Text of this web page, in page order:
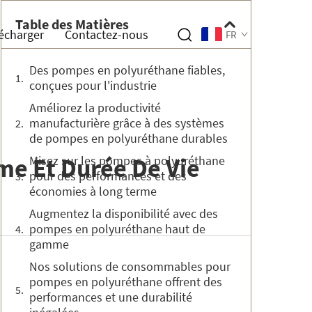
Contactez-nous FR
Et Durée De Vie
Table des Matières
Des pompes en polyuréthane fiables,
conçues pour l'industrie
Améliorez la productivité
manufacturière grâce à des systèmes
de pompes en polyuréthane durables
Misez sur les pompes à polyuréthane
pour des performances et des
économies à long terme
Augmentez la disponibilité avec des
pompes en polyuréthane haut de
gamme
Nos solutions de consommables pour
pompes en polyuréthane offrent des
performances et une durabilité